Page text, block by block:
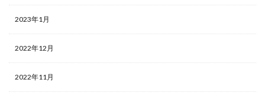
2023年1月
2022年12月
2022年11月